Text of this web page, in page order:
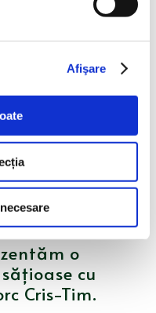
Afişare
cuptor
clătite şi
în
o
cu
Cris-Tim.